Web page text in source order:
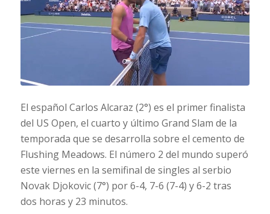
El español Carlos Alcaraz (2°) es el primer finalista
del US Open, el cuarto y último Grand Slam de la
temporada que se desarrolla sobre el cemento de
Flushing Meadows. El número 2 del mundo superó
este viernes en la semifinal de singles al serbio
Novak Djokovic (7°) por 6-4, 7-6 (7-4) y 6-2 tras
dos horas y 23 minutos.